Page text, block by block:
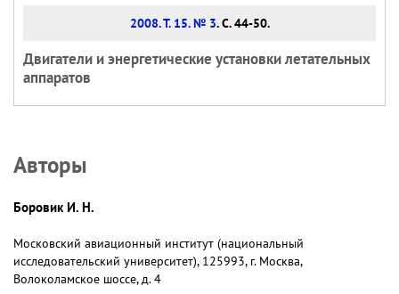
2008. Т. 15. № 3. С. 44-50.
Двигатели и энергетические установки летательных
аппаратов
Авторы
Боровик И. Н.
Московский авиационный институт (национальный
исследовательский университет), 125993, г. Москва,
Волоколамское шоссе, д. 4